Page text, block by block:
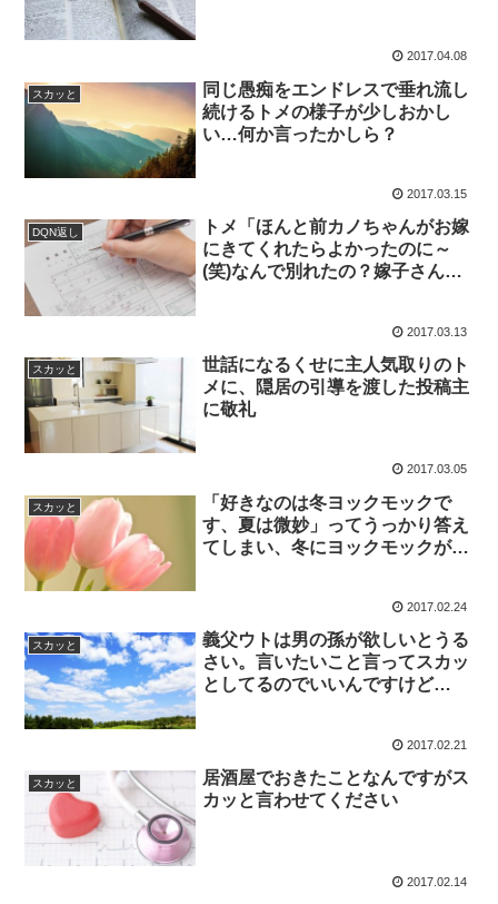
2017.04.08
スカッと
同じ愚痴をエンドレスで垂れ流し
続けるトメの様子が少しおかし
い…何か言ったかしら？
2017.03.15
DQN返し
トメ「ほんと前カノちゃんがお嫁
にきてくれたらよかったのに～
(笑)なんで別れたの？嫁子さんと
2017.03.13
スカッと
世話になるくせに主人気取りのト
メに、隠居の引導を渡した投稿主
に敬礼
2017.03.05
スカッと
「好きなのは冬ヨックモックで
す、夏は微妙」ってうっかり答え
てしまい、冬にヨックモックがも
2017.02.24
スカッと
義父ウトは男の孫が欲しいとうる
さい。言いたいこと言ってスカッ
としてるのでいいんですけど
2017.02.21
スカッと
居酒屋でおきたことなんですがス
カッと言わせてください
2017.02.14